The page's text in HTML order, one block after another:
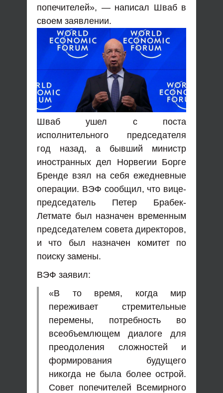
попечителей», — написал Шваб в
своем заявлении.
Шваб ушел с поста
исполнительного председателя
год назад, а бывший министр
иностранных дел Норвегии Борге
Бренде взял на себя ежедневные
операции. ВЭФ сообщил, что вице-
председатель Петер Брабек-
Летмате был назначен временным
председателем совета директоров,
и что был назначен комитет по
поиску замены.
ВЭФ заявил:
«В то время, когда мир
переживает стремительные
перемены, потребность во
всеобъемлющем диалоге для
преодоления сложностей и
формирования будущего
никогда не была более острой.
Совет попечителей Всемирного